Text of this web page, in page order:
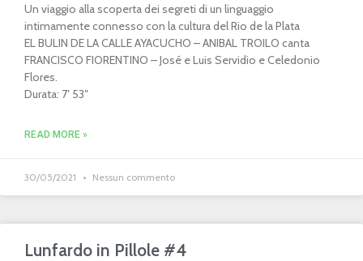
Un viaggio alla scoperta dei segreti di un linguaggio
intimamente connesso con la cultura del Rio de la Plata
EL BULIN DE LA CALLE AYACUCHO – ANIBAL TROILO canta
FRANCISCO FIORENTINO – José e Luis Servidio e Celedonio
Flores.
Durata: 7′ 53″
READ MORE »
30/05/2021 Nessun commento
Lunfardo in Pillole #4